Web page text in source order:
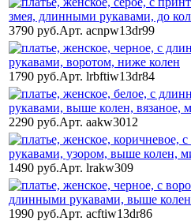
3790 руб.Арт. acnpw13dr99
1790 руб.Арт. lrbftiw13dr84
2290 руб.Арт. aakw3012
1490 руб.Арт. lrakw309
1990 руб.Арт. acftiw13dr86